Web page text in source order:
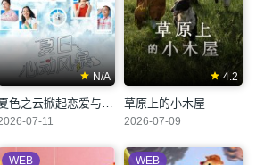
N/A
夏色之云掀起恋爱与风暴
07-11
4.2
草原上的小木屋
2026-07-09
WEB WEB